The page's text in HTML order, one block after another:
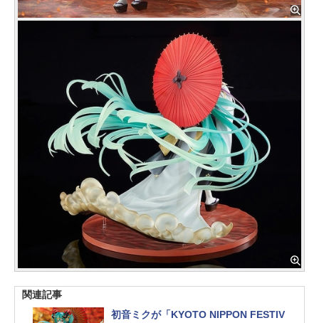
関連記事
初音ミクが「KYOTO NIPPON FESTIV